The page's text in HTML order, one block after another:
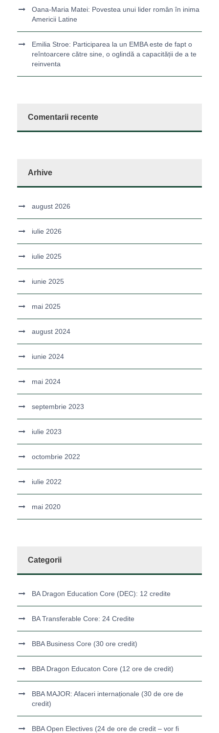
Oana-Maria Matei: Povestea unui lider român în inima
Americii Latine
Emilia Stroe: Participarea la un EMBA este de fapt o
reîntoarcere către sine, o oglindă a capacității de a te
reinventa
Comentarii recente
Arhive
august 2026
iulie 2026
iulie 2025
iunie 2025
mai 2025
august 2024
iunie 2024
mai 2024
septembrie 2023
iulie 2023
octombrie 2022
iulie 2022
mai 2020
Categorii
BA Dragon Education Core (DEC): 12 credite
BA Transferable Core: 24 Credite
BBA Business Core (30 ore credit)
BBA Dragon Educaton Core (12 ore de credit)
BBA MAJOR: Afaceri internaționale (30 de ore de
credit)
BBA Open Electives (24 de ore de credit – vor fi